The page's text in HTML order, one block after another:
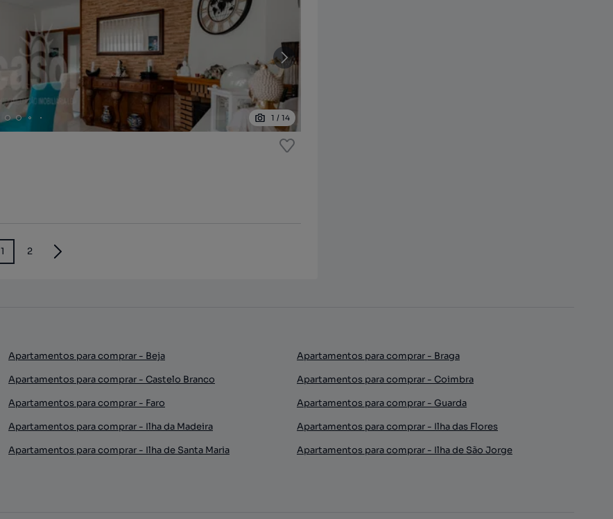
1 /14
1 2
Apartamentos para comprar - Beja
Apartamentos para comprar - Braga
Apartamentos para comprar - Castelo Branco
Apartamentos para comprar - Coimbra
Apartamentos para comprar - Faro
Apartamentos para comprar - Guarda
Apartamentos para comprar - Ilha da Madeira
Apartamentos para comprar - Ilha das Flores
Apartamentos para comprar - Ilha de Santa Maria Apartamentos para comprar - Ilha de São Jorge